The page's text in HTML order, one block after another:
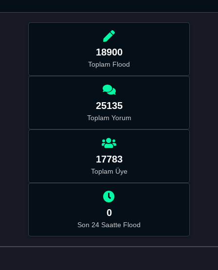
18900
Toplam Flood
25135
Toplam Yorum
17783
Toplam Üye
0
Son 24 Saatte Flood